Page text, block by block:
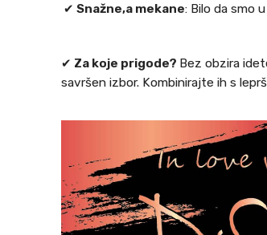
✔ Snažne,a mekane: Bilo da smo
✔ Za koje prigode? Bez obzira
savršen izbor. Kombinirajte ih s